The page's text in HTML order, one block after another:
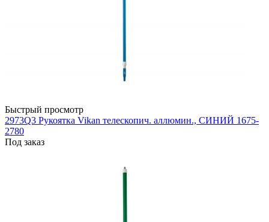
Быстрый просмотр
2973Q3 Рукоятка Vikan телескопич. аллюмин., СИНИЙ 1675-
2780
Под заказ